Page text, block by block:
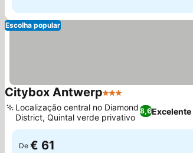
Escolha popular
Citybox Antwerp3 Estrelas
8,6Excelente
Localização central no Diamond
District, Quintal verde privativo
De € 61